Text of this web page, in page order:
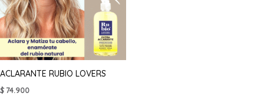
ACLARANTE RUBIO LOVERS
$ 74.900